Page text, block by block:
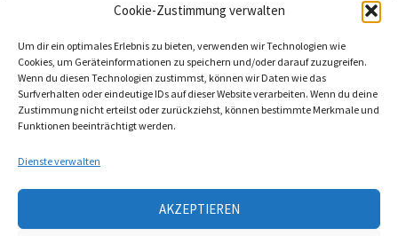
Cookie-Zustimmung verwalten
Um dir ein optimales Erlebnis zu bieten, verwenden wir Technologien wie
Cookies, um Geräteinformationen zu speichern und/oder darauf zuzugreifen.
Wenn du diesen Technologien zustimmst, können wir Daten wie das
Surfverhalten oder eindeutige IDs auf dieser Website verarbeiten. Wenn du deine
Zustimmung nicht erteilst oder zurückziehst, können bestimmte Merkmale und
Funktionen beeinträchtigt werden.
Dienste verwalten
AKZEPTIEREN